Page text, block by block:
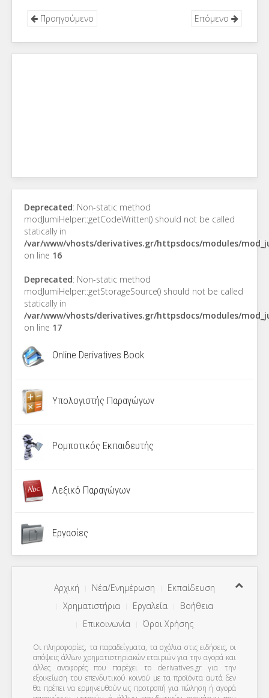
Προηγούμενο Επόμενο
Deprecated: Non-static method
modJumiHelper::getCodeWritten() should not be called
statically in
/var/www/vhosts/derivatives.gr/httpsdocs/modules/
on line 16
Deprecated: Non-static method
modJumiHelper::getStorageSource() should not be called
statically in
/var/www/vhosts/derivatives.gr/httpsdocs/modules/
on line 17
Online Derivatives Book
Υπολογιστής Παραγώγων
Ρομποτικός Εκπαιδευτής
Λεξικό Παραγώγων
Εργασίες
Αρχική Νέα/Ενημέρωση
Εκπαίδευση
Χρηματιστήρια
Εργαλεία
Βοήθεια
Επικοινωνία
Όροι Χρήσης
Οι πληροφορίες, τα παραδείγματα, τα σχόλια στις ειδήσεις, οι
απόψεις άλλων χρηματιστηριακών εταιριών για την αγορά και
άλλες αναφορές που παρέχει το derivatives.gr για την
εξοικείωση του επενδυτικού κοινού με τα προϊόντα αυτά δεν
θα πρέπει να ερμηνευθούν ως προτροπή για πώληση ή αγορά